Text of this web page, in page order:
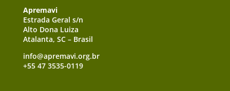
Apremavi
Estrada Geral s/n
Alto Dona Luiza
Atalanta, SC – Brasil
info@apremavi.org.br
+55 47 3535-0119